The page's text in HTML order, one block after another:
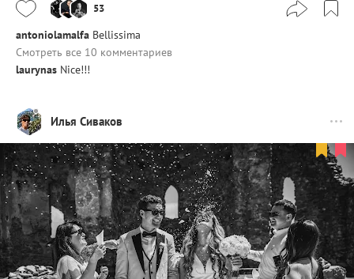
53
antoniolamalfa Bellissima
Смотреть все 10 комментариев
laurynas Nice!!!
Илья Сиваков